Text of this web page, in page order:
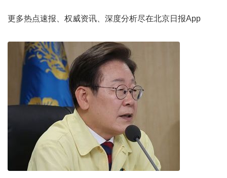
更多热点速报、权威资讯、深度分析尽在北京日报App